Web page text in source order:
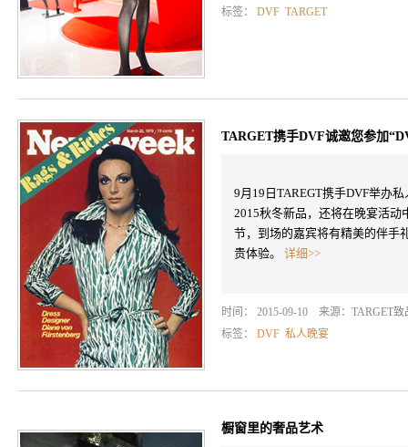
标签： DVF TARGET
TARGET携手DVF诚邀您参加
9月19日TAREGT携手DVF举办
2015秋冬新品，还将在晚宴活
节，到场的嘉宾将有精美的伴手
贵体验。 详细>>
时间： 2015-09-10 来源： TARGET致
标签： DVF 私人晚宴
橱窗里的奢品艺术